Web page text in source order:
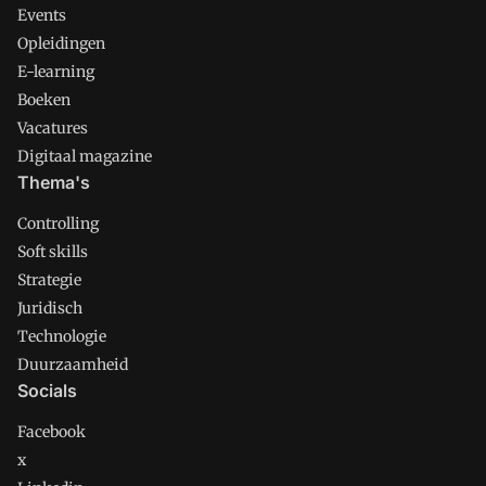
Events
Opleidingen
E-learning
Boeken
Vacatures
Digitaal magazine
Thema's
Controlling
Soft skills
Strategie
Juridisch
Technologie
Duurzaamheid
Socials
Facebook
x